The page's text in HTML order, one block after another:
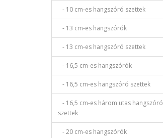
- 10 cm-es hangszóró szettek
- 13 cm-es hangszórók
- 13 cm-es hangszóró szettek
- 16,5 cm-es hangszórók
- 16,5 cm-es hangszóró szettek
- 16,5 cm-es három utas hangszóró
szettek
- 20 cm-es hangszórók